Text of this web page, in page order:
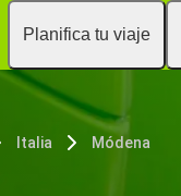
Planifica tu viaje
Italia Módena